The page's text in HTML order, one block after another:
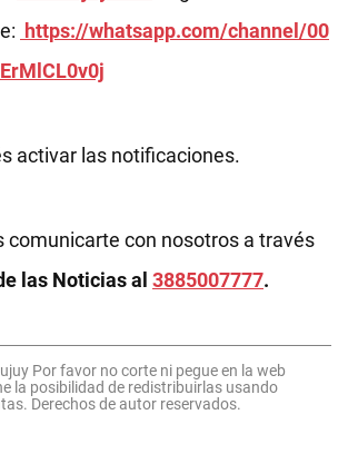
https://whatsapp.com/channel/00
activar las notificaciones.
comunicarte con nosotros a través
las Noticias al 3885007777.
Por favor no corte ni pegue en la web
la posibilidad de redistribuirlas usando
Derechos de autor reservados.